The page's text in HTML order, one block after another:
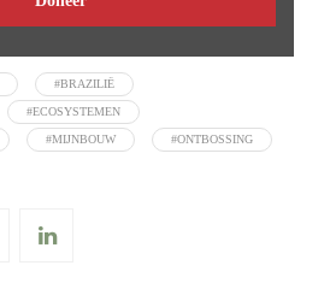
#BRAZILIË
#ECOSYSTEMEN
#MIJNBOUW #ONTBOSSING